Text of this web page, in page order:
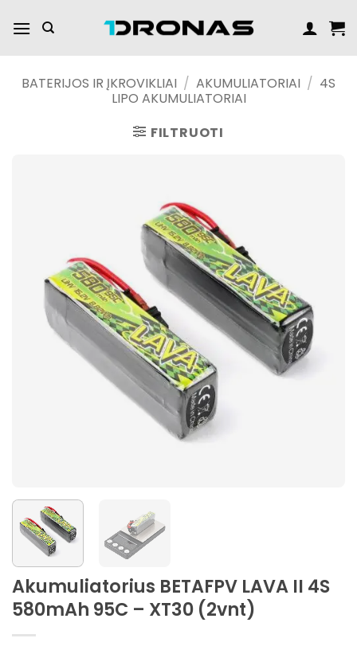
turinį
BATERIJOS IR ĮKROVIKLIAI / AKUMULIATORIAI / 4S
LIPO AKUMULIATORIAI
FILTRUOTI
Akumuliatorius BETAFPV LAVA II 4S
580mAh 95C – XT30 (2vnt)